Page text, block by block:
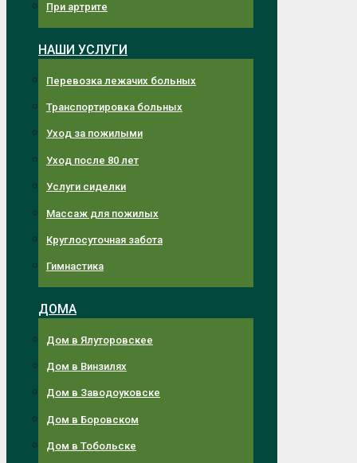
При артрите
НАШИ УСЛУГИ
Перевозка лежачих больных
Транспортировка больных
Уход за пожилыми
Уход после 80 лет
Услуги сиделки
Массаж для пожилых
Круглосуточная забота
Гимнастика
ДОМА
Дом в Ялуторовскее
Дом в Винзилях
Дом в Заводоуковске
Дом в Боровском
Дом в Тобольске